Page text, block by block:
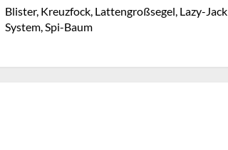
Blister, Kreuzfock, Lattengroßsegel, Lazy-Jack
System, Spi-Baum